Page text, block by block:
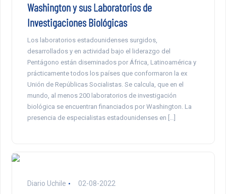
Washington y sus Laboratorios de
Investigaciones Biológicas
Los laboratorios estadounidenses surgidos,
desarrollados y en actividad bajo el liderazgo del
Pentágono están diseminados por África, Latinoamérica y
prácticamente todos los países que conformaron la ex
Unión de Repúblicas Socialistas. Se calcula, que en el
mundo, al menos 200 laboratorios de investigación
biológica se encuentran financiados por Washington. La
presencia de especialistas estadounidenses en […]
Diario Uchile 02-08-2022